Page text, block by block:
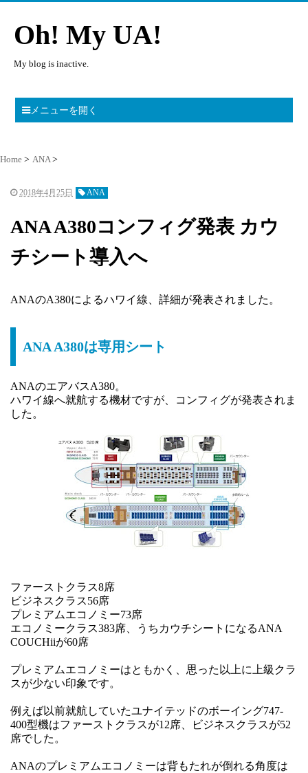
Oh! My UA!
My blog is inactive.
メニューを開く
Home ANA
2018年4月25日 ANA
ANA A380コンフィグ発表 カウ
チシート導入へ
ANAのA380によるハワイ線、詳細が発表されました。
ANA A380は専用シート
ANAのエアバスA380。
ハワイ線へ就航する機材ですが、コンフィグが発表されま
した。
ファーストクラス8席
ビジネスクラス56席
プレミアムエコノミー73席
エコノミークラス383席、うちカウチシートになるANA
COUCHiiが60席
プレミアムエコノミーはともかく、思った以上に上級クラ
スが少ない印象です。
例えば以前就航していたユナイテッドのボーイング747-
400型機はファーストクラスが12席、ビジネスクラスが52
席でした。
ANAのプレミアムエコノミーは背もたれが倒れる角度は